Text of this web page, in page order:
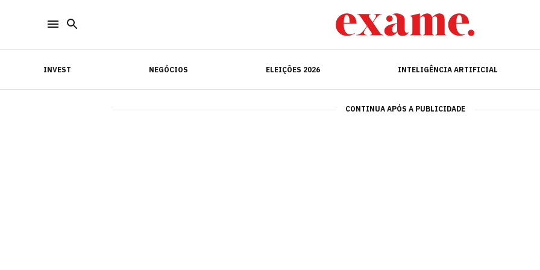
INVEST NEGÓCIOS ELEIÇÕES 2026 INTELIGÊNCIA ARTIFICIAL
INVEST INTELIGÊNCIA ARTIFICIAL
CONTINUA APÓS A PUBLICIDADE